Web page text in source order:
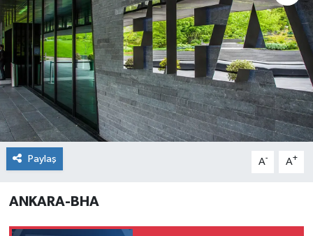
Paylaş A- A+
ANKARA-BHA